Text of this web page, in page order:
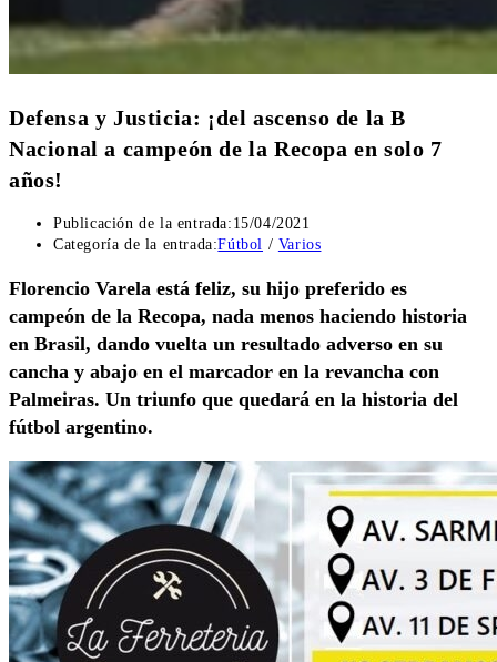
Defensa y Justicia: ¡del ascenso de la B
Nacional a campeón de la Recopa en solo 7
años!
Publicación de la entrada: 15/04/2021
Categoría de la entrada:Fútbol / Varios
Florencio Varela está feliz, su hijo preferido es
campeón de la Recopa, nada menos haciendo historia
en Brasil, dando vuelta un resultado adverso en su
cancha y abajo en el marcador en la revancha con
Palmeiras. Un triunfo que quedará en la historia del
fútbol argentino.